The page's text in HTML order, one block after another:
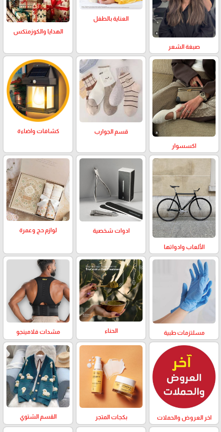
صبغة الشعر
العناية بالطفل
الهدايا والكوزمتكس
اكسسوار
قسم الجوارب كشافات واضاءة
الألعاب وادواتها
ادوات شخصية لوازم حج وعمرة
مسلتزمات طبية الحناء مشدات فلامينجو
اخر العروض والحملات بكجات المتجر القسم الشتوي